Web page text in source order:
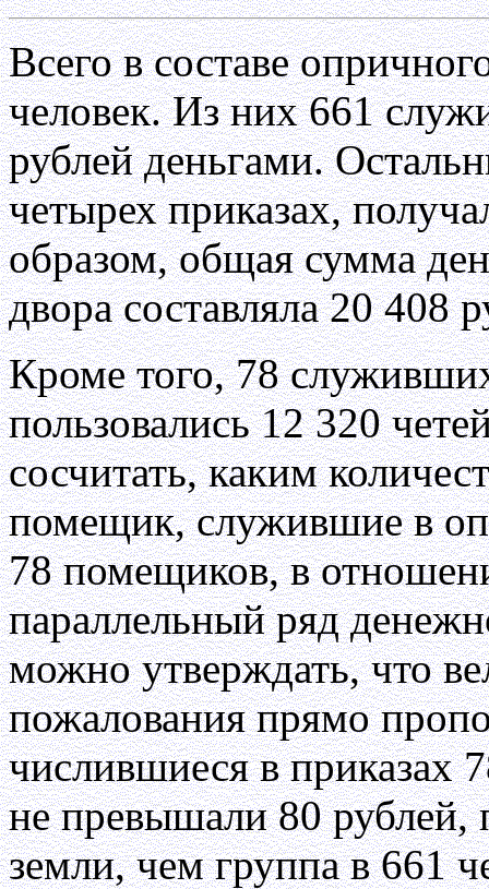
Всего в составе
человек. Из них 661
рублей деньгами.
четырех приказах,
образом, общая сумма
двора составляла 20 408
Кроме того, 78
пользовались 12 320
сосчитать, каким
помещик, служившие в
78 помещиков, в
параллельный ряд
можно утверждать, что
пожалования прямо
числившиеся в приказах
не превышали 80 рублей,
земли, чем группа в 661